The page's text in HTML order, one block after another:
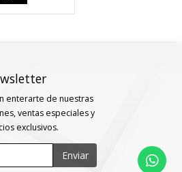
enterarte de nuestras
ventas especiales y
exclusivos.
Enviar